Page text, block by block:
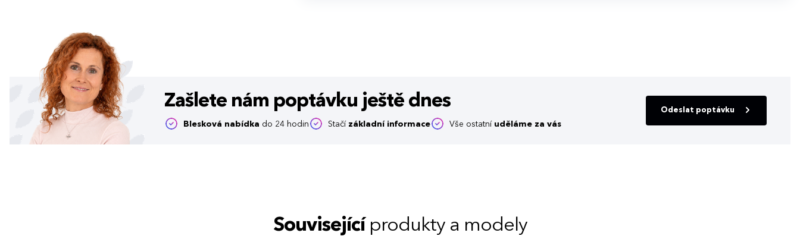
Zašlete nám poptávku ještě dnes
Blesková nabídka do 24 hodin Stačí základní informace Vše ostatní uděláme za vás
Odeslat poptávku
Související produkty a modely